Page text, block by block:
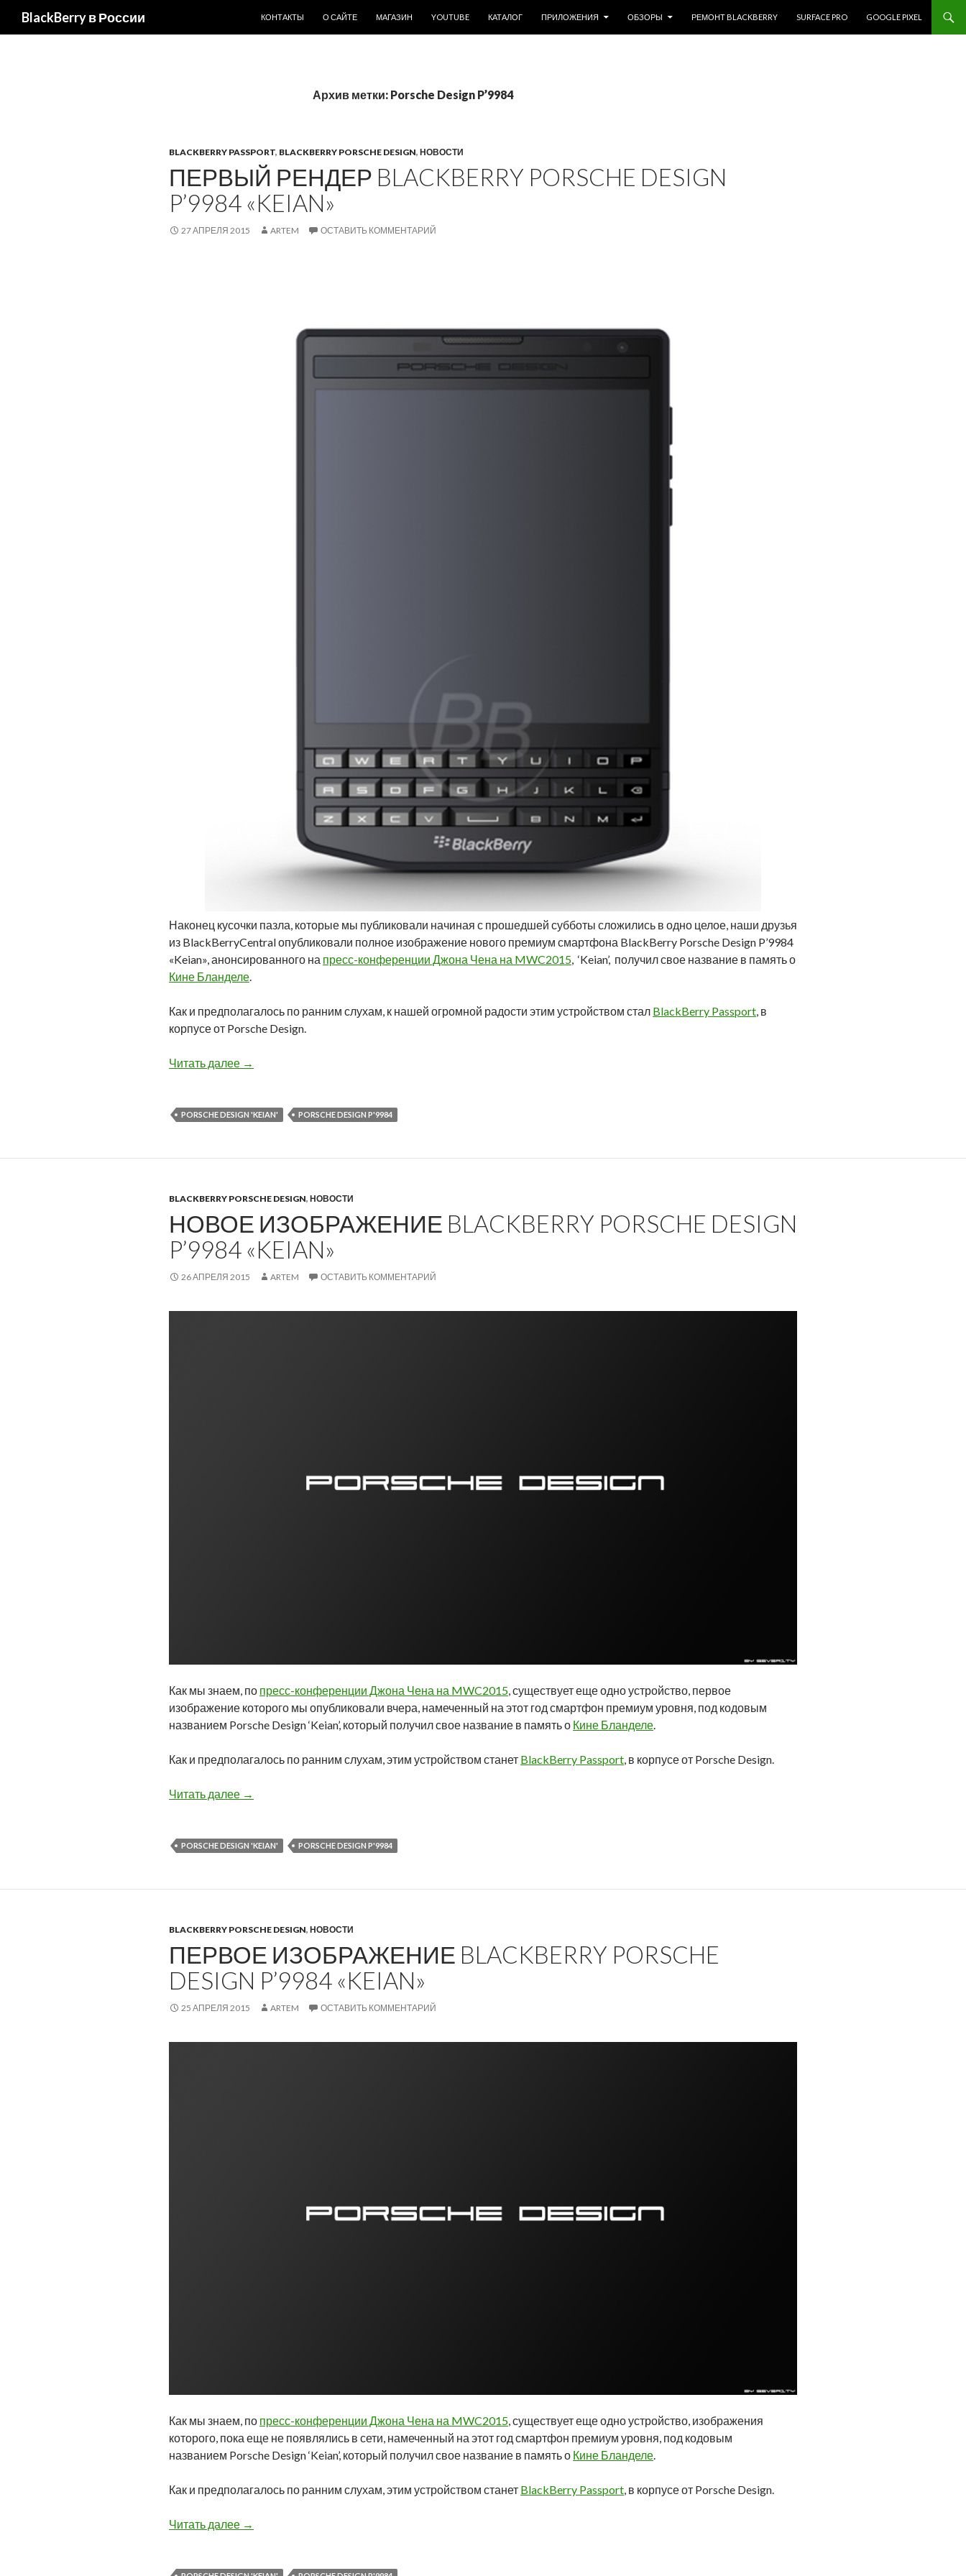
BlackBerry в России
КОНТАКТЫ
О САЙТЕ МАГАЗИН YOUTUBE КАТАЛОГ ПРИЛОЖЕНИЯ ОБЗОРЫ РЕМОНТ BLACKBERRY SURFACE PRO GOOGLE PIXEL
Архив метки: Porsche Design P’9984
BLACKBERRY PASSPORT, BLACKBERRY PORSCHE DESIGN, НОВОСТИ
ПЕРВЫЙ РЕНДЕР BLACKBERRY PORSCHE DESIGN
P’9984 «KEIAN»
27 АПРЕЛЯ 2015 ARTEM ОСТАВИТЬ КОММЕНТАРИЙ
Наконец кусочки пазла, которые мы публиковали начиная с прошедшей субботы сложились в одно целое, наши друзья
из BlackBerryCentral опубликовали полное изображение нового премиум смартфона BlackBerry Porsche Design P’9984
«Keian», анонсированного на пресс-конференции Джона Чена на MWC2015, ‘Keian’, получил свое название в память о
Кине Бланделе.
Как и предполагалось по ранним слухам, к нашей огромной радости этим устройством стал BlackBerry Passport, в
корпусе от Porsche Design.
Читать далее Первый рендер BlackBerry Porsche Design P’9984 «Keian»
→
PORSCHE DESIGN 'KEIAN' PORSCHE DESIGN P'9984
BLACKBERRY PORSCHE DESIGN, НОВОСТИ
НОВОЕ ИЗОБРАЖЕНИЕ BLACKBERRY PORSCHE DESIGN
P’9984 «KEIAN»
26 АПРЕЛЯ 2015 ARTEM ОСТАВИТЬ КОММЕНТАРИЙ
Как мы знаем, по пресс-конференции Джона Чена на MWC2015 , существует еще одно устройство, первое
изображение которого мы опубликовали вчера, намеченный на этот год смартфон премиум уровня, под кодовым
названием Porsche Design ‘Keian’, который получил свое название в память о Кине Бланделе
Как и предполагалось по ранним слухам, этим устройством станет BlackBerry Passport , в корпусе от Porsche Design.
Читать далее Новое изображение BlackBerry Porsche Design P’9984 «Keian»
→
PORSCHE DESIGN 'KEIAN' PORSCHE DESIGN P'9984
BLACKBERRY PORSCHE DESIGN, НОВОСТИ
ПЕРВОЕ ИЗОБРАЖЕНИЕ BLACKBERRY PORSCHE
DESIGN P’9984 «KEIAN»
25 АПРЕЛЯ 2015 ARTEM ОСТАВИТЬ КОММЕНТАРИЙ
Как мы знаем, по пресс-конференции Джона Чена на MWC2015, существует еще одно устройство, изображения
которого, пока еще не появлялись в сети, намеченный на этот год смартфон премиум уровня, под кодовым
названием Porsche Design ‘Keian’, который получил свое название в память о Кине Бланделе.
Как и предполагалось по ранним слухам, этим устройством станет BlackBerry Passport, в корпусе от Porsche Design.
Читать далее Первое изображение BlackBerry Porsche Design P’9984 «Keian»
→